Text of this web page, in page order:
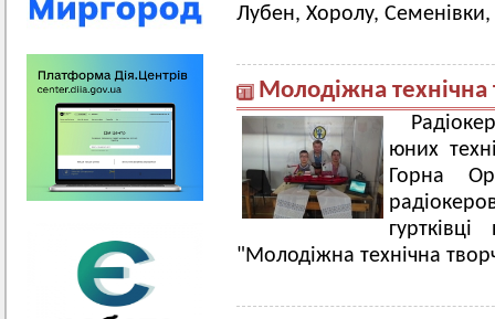
Лубен, Хоролу, Семенівки,
Молодіжна технічна
юних
Горна
"Молодіжна технічна